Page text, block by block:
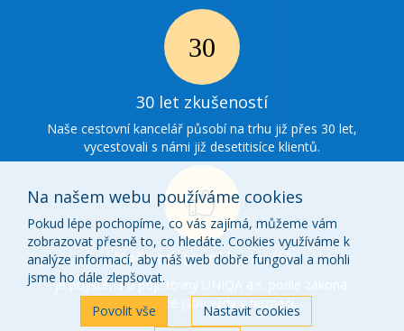
30 Ikonka
zkušenosti
30 let zkušeností
Naše cestovní kancelář působí na trhu již přes 30 let,
vycestovali s námi již desetitisíce klientů.
Ikonka
o
nás
Naše cestovní kancelář
je pojištěna u pojišťovny UNIQA a.s. podle zákona.
Vaše peníze jsou vždy v bezpečí.
Na našem webu používáme cookies
Pokud lépe pochopíme, co vás zajímá, můžeme vám
zobrazovat přesně to, co hledáte. Cookies využíváme k
analýze informací, aby náš web dobře fungoval a mohli
jsme ho dále zlepšovat.
Povolit vše
Nastavit cookies